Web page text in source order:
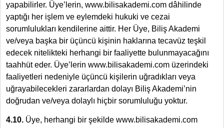
yapabilirler. Üye’lerin, www.bilisakademi.com dâhilinde
yaptığı her işlem ve eylemdeki hukuki ve cezai
sorumlulukları kendilerine aittir. Her Üye, Biliş Akademi
ve/veya başka bir üçüncü kişinin haklarına tecavüz teşkil
edecek nitelikteki herhangi bir faaliyette bulunmayacağını
taahhüt eder. Üye’lerin www.bilisakademi.com üzerindeki
faaliyetleri nedeniyle üçüncü kişilerin uğradıkları veya
uğrayabilecekleri zararlardan dolayı Biliş Akademi’nin
doğrudan ve/veya dolaylı hiçbir sorumluluğu yoktur.
4.10. Üye, herhangi bir şekilde www.bilisakademi.com